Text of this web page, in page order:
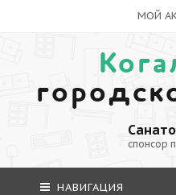
МОЙ
спонсор
НАВИГАЦИЯ